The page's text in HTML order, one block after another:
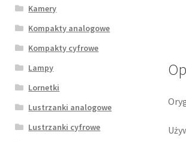
Kamery
Kompakty analogowe
Kompakty cyfrowe
Lampy
Lornetki
Lustrzanki analogowe
Lustrzanki cyfrowe